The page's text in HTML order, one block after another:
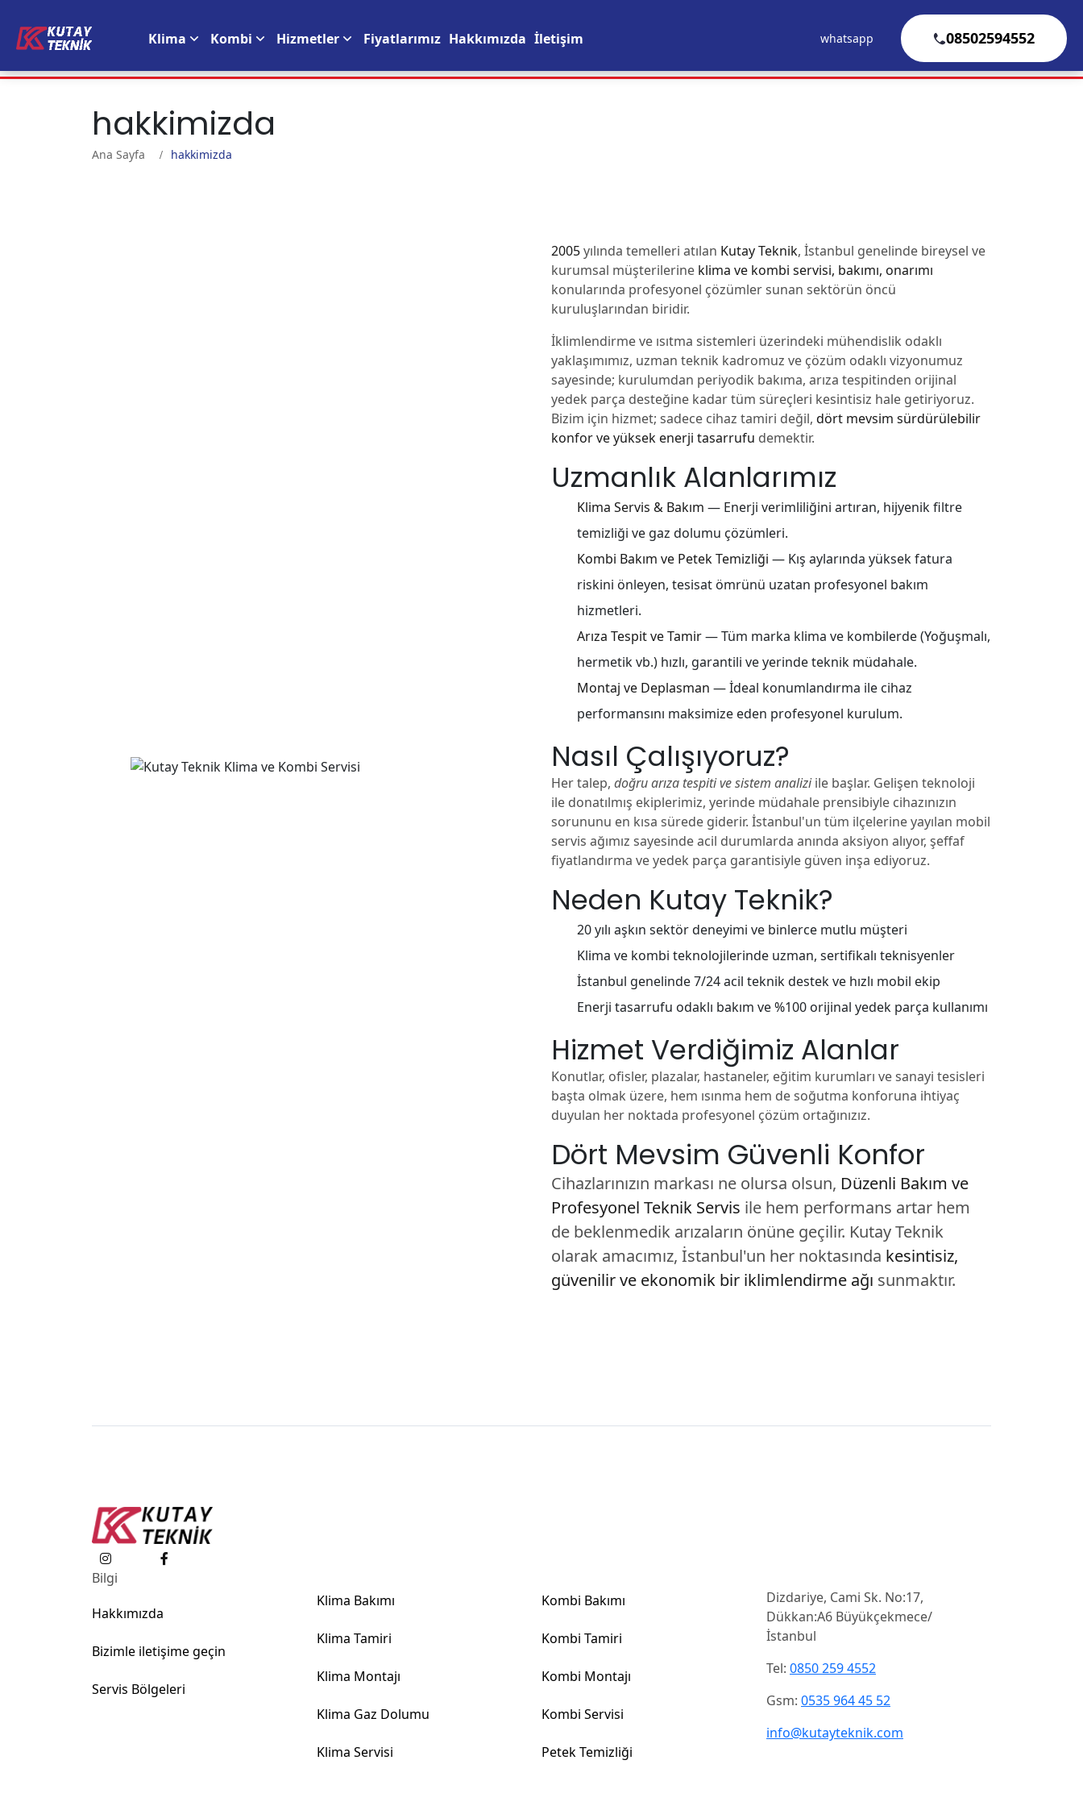
Klima Kombi Hizmetler Fiyatlarımız Hakkımızda İletişim whatsapp 08502594552
hakkimizda
Ana Sayfa hakkimizda
2005yılında temelleri atılan Kutay Teknik, İstanbul genelinde bireysel ve
kurumsal müşterilerine klima ve kombi servisi, bakımı, onarımı
konularında profesyonel çözümler sunan sektörün öncü
kuruluşlarından biridir.
İklimlendirme ve ısıtma sistemleri üzerindeki mühendislik odaklı
yaklaşımımız, uzman teknik kadromuz ve çözüm odaklı vizyonumuz
sayesinde; kurulumdan periyodik bakıma, arıza tespitinden orijinal
yedek parça desteğine kadar tüm süreçleri kesintisiz hale getiriyoruz.
Bizim için hizmet; sadece cihaz tamiri değil, dört mevsim sürdürülebilir
konfor ve yüksek enerji tasarrufu demektir.
Uzmanlık Alanlarımız
Klima Servis & Bakım — Enerji verimliliğini artıran, hijyenik filtre
temizliği ve gaz dolumu çözümleri.
Kombi Bakım ve Petek Temizliği — Kış aylarında yüksek fatura
riskini önleyen, tesisat ömrünü uzatan profesyonel bakım
hizmetleri.
Arıza Tespit ve Tamir— Tüm marka klima ve kombilerde (Yoğuşmalı,
hermetik vb.) hızlı, garantili ve yerinde teknik müdahale.
Montaj ve Deplasman — İdeal konumlandırma ile cihaz
performansını maksimize eden profesyonel kurulum.
Nasıl Çalışıyoruz?
Her talep, doğru arıza tespiti ve sistem analiziile başlar. Gelişen teknoloji
ile donatılmış ekiplerimiz, yerinde müdahale prensibiyle cihazınızın
sorununu en kısa sürede giderir. İstanbul'un tüm ilçelerine yayılan mobil
servis ağımız sayesinde acil durumlarda anında aksiyon alıyor, şeffaf
fiyatlandırma ve yedek parça garantisiyle güven inşa ediyoruz.
Neden Kutay Teknik?
20 yılı aşkın sektör deneyimi ve binlerce mutlu müşteri
Klima ve kombi teknolojilerinde uzman, sertifikalı teknisyenler
İstanbul genelinde 7/24 acil teknik destek ve hızlı mobil ekip
Enerji tasarrufu odaklı bakım ve %100 orijinal yedek parça kullanımı
Hizmet Verdiğimiz Alanlar
Konutlar, ofisler, plazalar, hastaneler, eğitim kurumları ve sanayi tesisleri
başta olmak üzere, hem ısınma hem de soğutma konforuna ihtiyaç
duyulan her noktada profesyonel çözüm ortağınızız.
Dört Mevsim Güvenli Konfor
Cihazlarınızın markası ne olursa olsun, Düzenli Bakım ve
Profesyonel Teknik Servis ile hem performans artar hem
de beklenmedik arızaların önüne geçilir. Kutay Teknik
olarak amacımız, İstanbul'un her noktasında kesintisiz,
güvenilir ve ekonomik bir iklimlendirme ağı sunmaktır.
Bilgi
Hakkımızda
Bizimle iletişime geçin
Servis Bölgeleri
Klima Bakımı
Klima Tamiri
Klima Montajı
Klima Gaz Dolumu
Klima Servisi
Kombi Bakımı
Kombi Tamiri
Kombi Montajı
Kombi Servisi
Petek Temizliği
Dizdariye, Cami Sk. No:17,
Dükkan:A6 Büyükçekmece/
İstanbul
Tel: 0850 259 4552
Gsm: 0535 964 45 52
info@kutayteknik.com